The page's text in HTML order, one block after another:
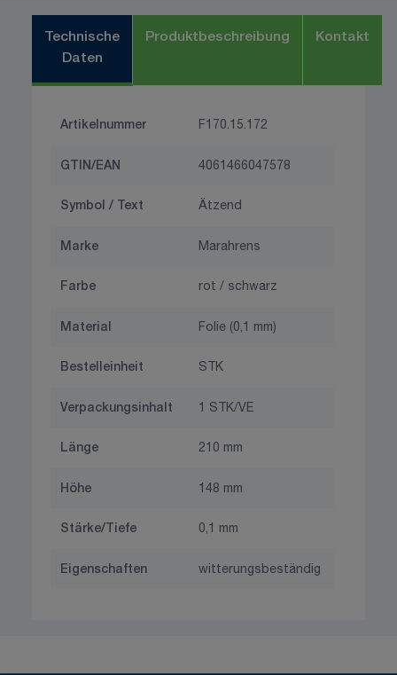
Technische
Daten
Produktbeschreibung Kontakt
Artikelnummer F170.15.172
GTIN/EAN 4061466047578
Symbol / Text Ätzend
Marke Marahrens
Farbe rot / schwarz
Material Folie (0,1 mm)
Bestelleinheit STK
Verpackungsinhalt 1 STK/VE
Länge 210 mm
Höhe 148 mm
Stärke/Tiefe 0,1 mm
Eigenschaften witterungsbeständig